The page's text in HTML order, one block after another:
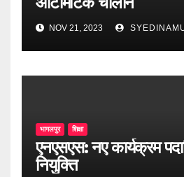
NOV 21, 2023
भागलपुर शिक्षा
एनएसएस: नए कार्यक्रम
नियुक्ति